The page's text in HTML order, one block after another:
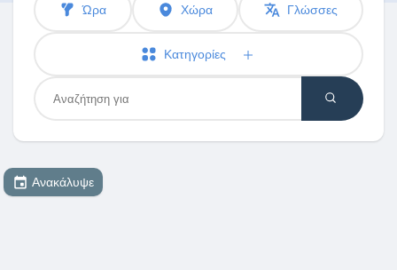
Ανακάλυψε Blogs
Ανακάλυψε Αγορά
Ώρα Χώρα Γλώσσες
Κατηγορίες
Ανακάλυψε